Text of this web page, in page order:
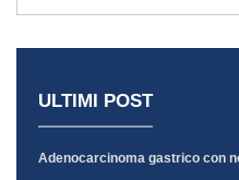
ULTIMI POST
Adenocarcinoma gastrico con